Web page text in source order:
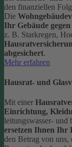
den finanziellen
Die
Ihr Gebäude
z. B. Starkregen,
abgesichert.
Mehr erfahren
Hausrat- und
Mit einer
Einrichtung,
leitungswasser- und
ersetzen Ihnen Ihr
den Betrag von uns,